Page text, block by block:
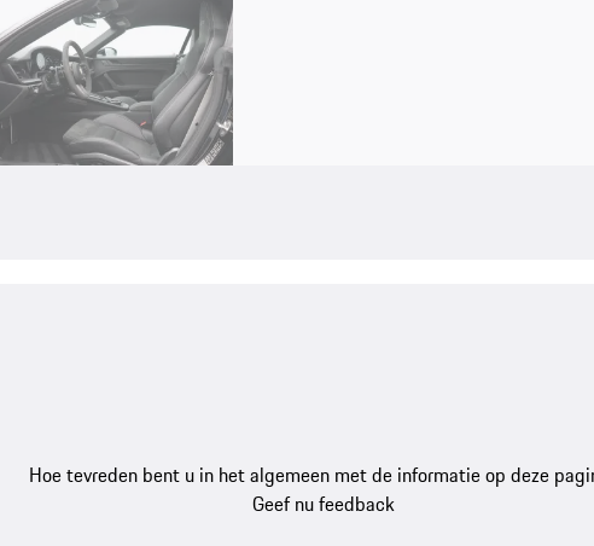
Hoe tevreden bent u in het algemeen met de informatie op deze
Geef nu feedback